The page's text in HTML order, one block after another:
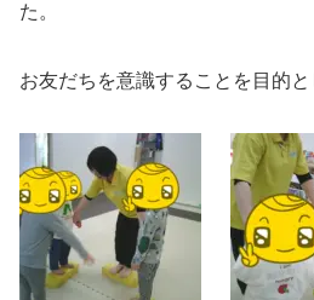
た。
お友だちを意識することを目的と